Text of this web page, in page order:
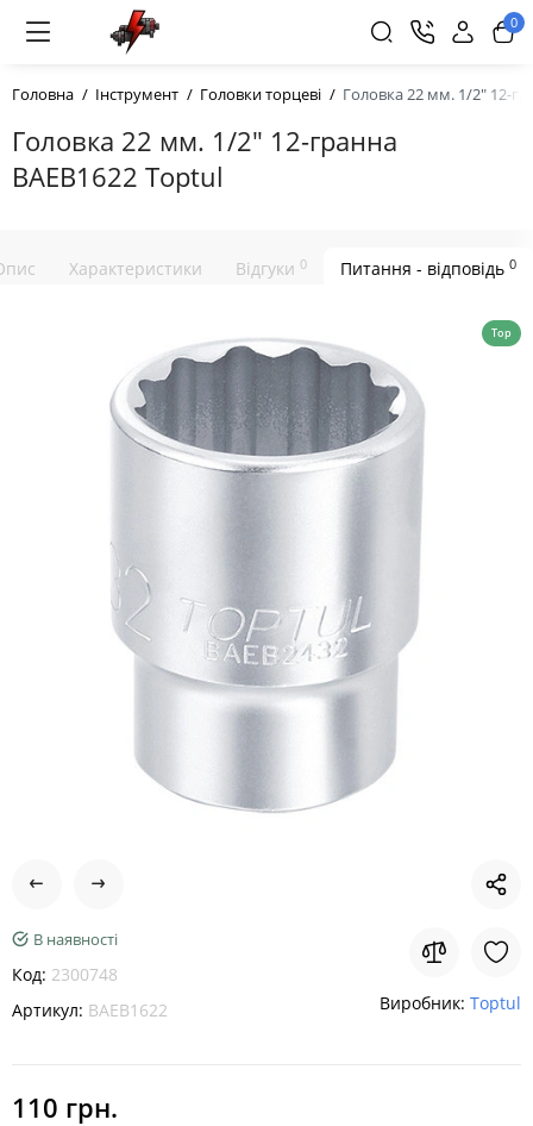
0
Головна Інструмент Головки торцеві Головкa 22 мм. 1/2" 12-
Головкa 22 мм. 1/2" 12-гранна
BAEB1622 Toptul
Характеристики Відгуки 0 Питання - відповідь 0
Top
В наявності
Код: 2300748
Артикул: BAEB1622 Виробник: Toptul
110 грн.